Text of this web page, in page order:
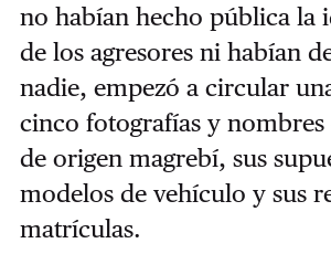
no habían hecho pública la
de los agresores ni habían
nadie, empezó a circular
cinco fotografías y nombres
de origen magrebí, sus
modelos de vehículo y sus
matrículas.